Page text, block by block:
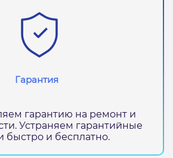
Гарантия
гарантию на ремонт и
Устраняем гарантийные
быстро и бесплатно.